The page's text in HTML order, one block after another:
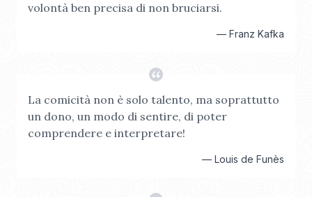
volontà ben precisa di non bruciarsi.
— Franz Kafka
La comicità non è solo talento, ma soprattutto
un dono, un modo di sentire, di poter
comprendere e interpretare!
— Louis de Funès